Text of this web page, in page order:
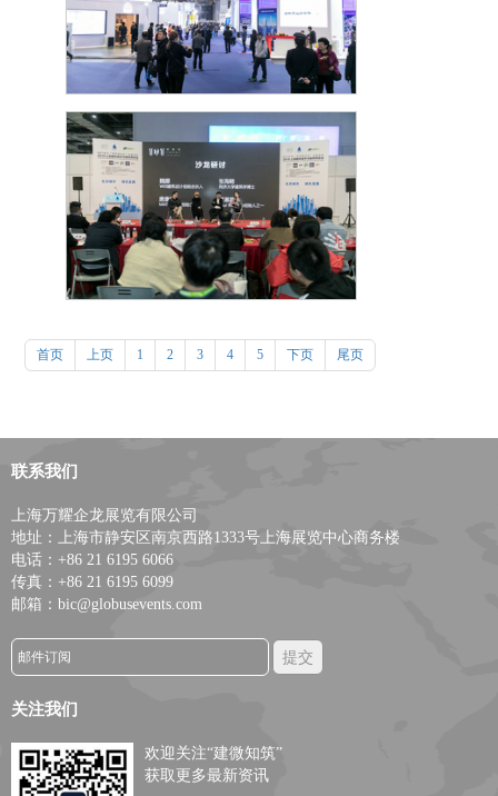
首页 上页 1 2 3 4 5 下页 尾页
联系我们
上海万耀企龙展览有限公司
地址：上海市静安区南京西路1333号上海展览中心商务楼
电话：+86 21 6195 6066
传真：+86 21 6195 6099
邮箱：bic@globusevents.com
关注我们
欢迎关注“建微知筑”
获取更多最新资讯